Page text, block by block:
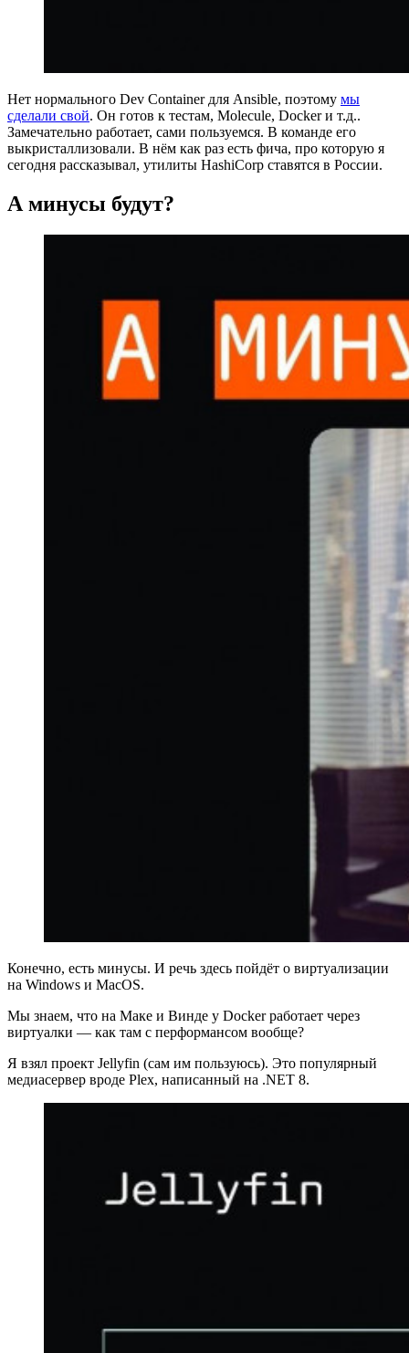
Нет нормального Dev Container для Ansible, поэтому мы
сделали свой. Он готов к тестам, Molecule, Docker и т.д..
Замечательно работает, сами пользуемся. В команде его
выкристаллизовали. В нём как раз есть фича, про которую я
сегодня рассказывал, утилиты HashiCorp ставятся в России.
А минусы будут?
Конечно, есть минусы. И речь здесь пойдёт о виртуализации
на Windows и MacOS.
Мы знаем, что на Маке и Винде у Docker работает через
виртуалки — как там с перформансом вообще?
Я взял проект Jellyfin (сам им пользуюсь). Это популярный
медиасервер вроде Plex, написанный на .NET 8.